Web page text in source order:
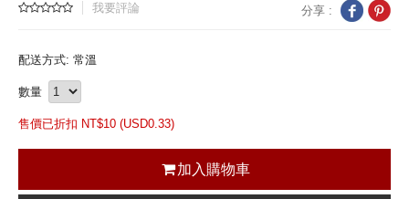
我要評論 分享 :
配送方式: 常溫
數量
售價已折扣 NT$10 (USD0.33)
加入購物車